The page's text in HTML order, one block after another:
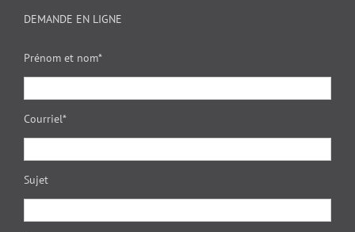
DEMANDE EN LIGNE
Prénom et nom*
Courriel*
Sujet